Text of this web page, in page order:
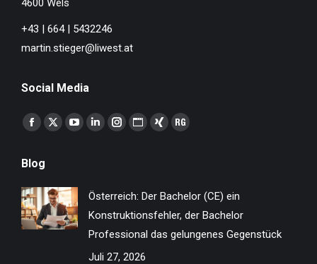
4600 Wels
+43 | 664 | 5432246
martin.stieger@liwest.at
Social Media
Finden Sie uns auf:
Facebook
opens
in
new
window
X
in
new
window
YouTube
in
new
window
Linkedin
new
window
Instagram
new
window
Website
new
window
XING
new
window
ResearchGate
new
window
Blog
Österreich: Der Bachelor (CE) ein
Konstruktionsfehler, der Bachelor
Professional das gelungenes Gegenstück
Juli 27, 2026